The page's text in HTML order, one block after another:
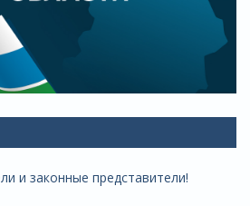
и законные представители!